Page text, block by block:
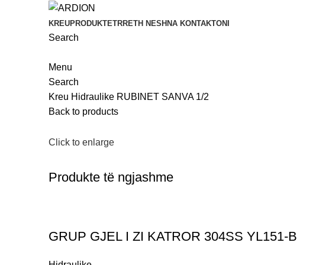
KREUPRODUKTETRRETH NESH NA KONTAKTONI
Search
Menu
Search
Kreu Hidraulike RUBINET SANVA 1/2
Back to products
Click to enlarge
Produkte të ngjashme
GRUP GJEL I ZI KATROR 304SS YL151-B